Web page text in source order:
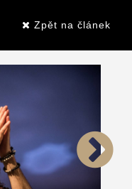
Zpět na článek